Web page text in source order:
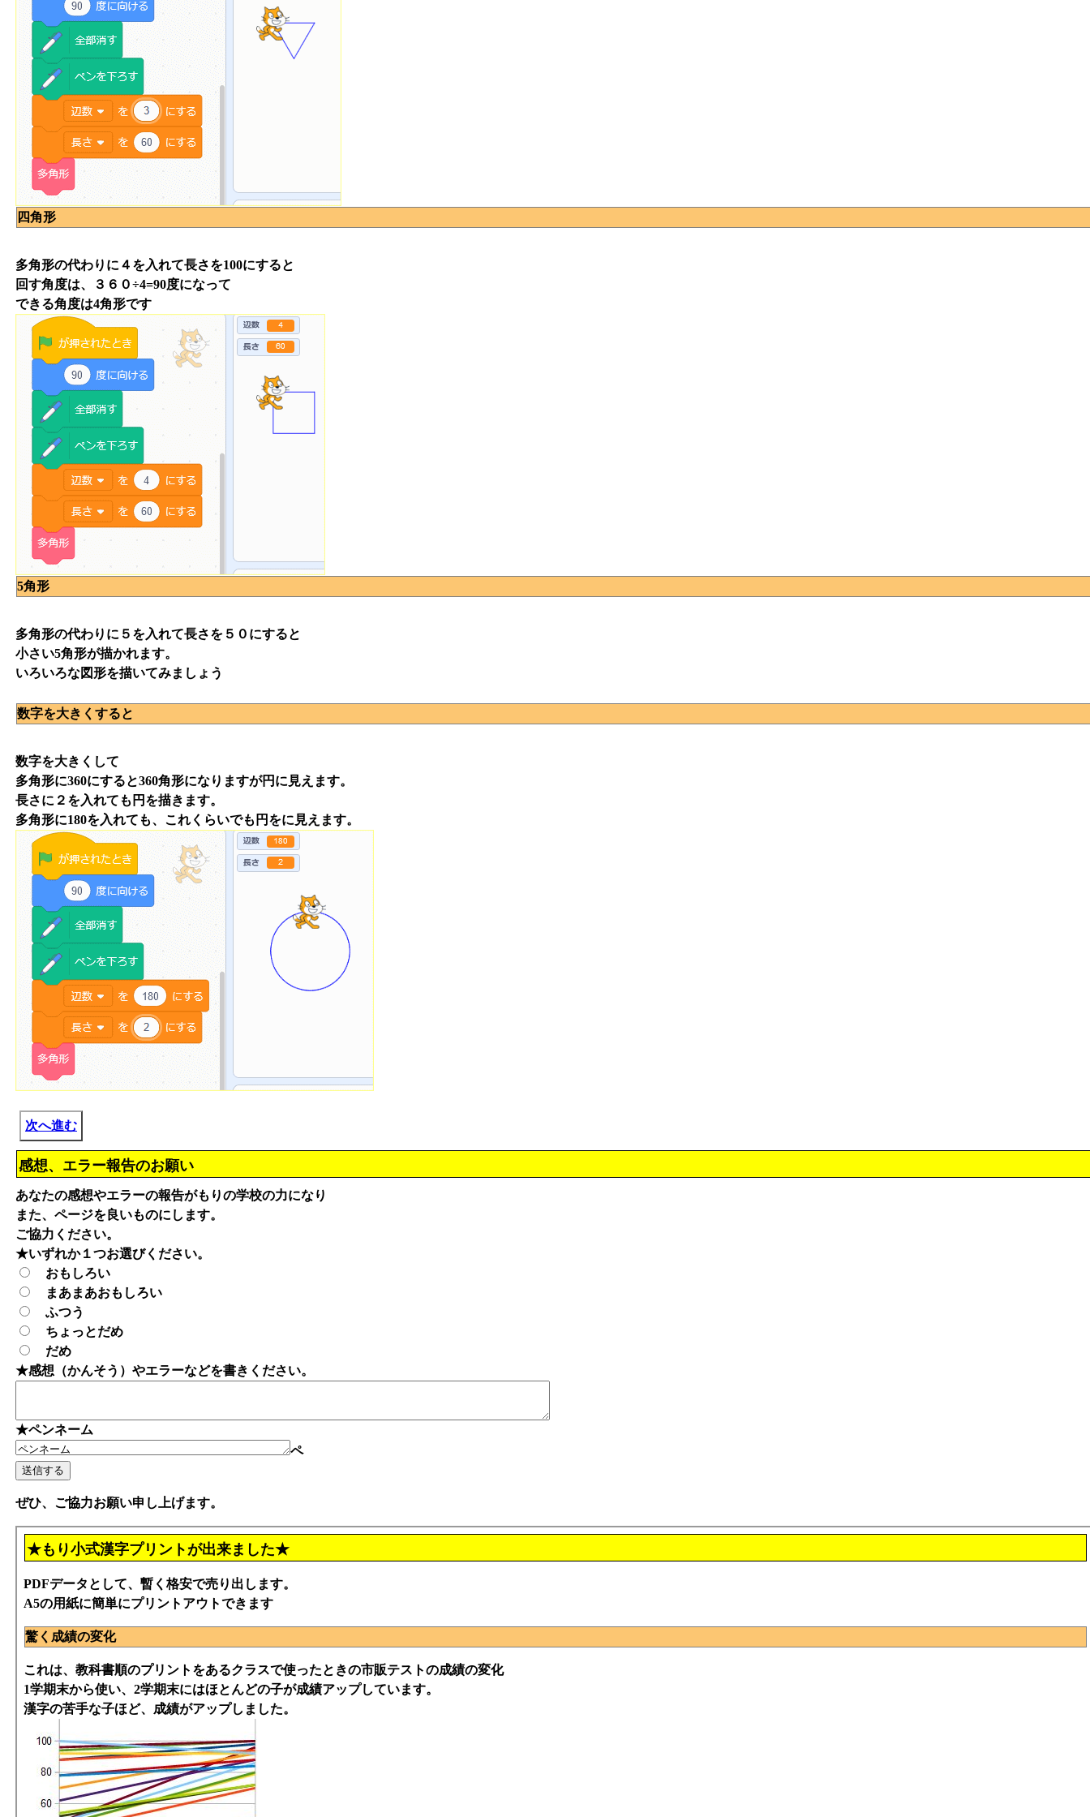
四角形
多角形の代わりに４を入れて長さを100にすると
回す角度は、３６０÷4=90度になって
できる角度は4角形です
5角形
多角形の代わりに５を入れて長さを５０にすると
小さい5角形が描かれます。
いろいろな図形を描いてみましょう
数字を大きくすると
数字を大きくして
多角形に360にすると360角形になりますが円に見えます。
長さに２を入れても円を描きます。
多角形に180を入れても、これくらいでも円をに見えます。
次へ進む
感想、エラー報告のお願い
あなたの感想やエラーの報告がもりの学校の力になり
また、ページを良いものにします。
ご協力ください。
★いずれか１つお選びください。
おもしろい
まあまあおもしろい
ふつう
ちょっとだめ
だめ
★感想（かんそう）やエラーなどを書きください。
★ペンネーム
ペ
ぜひ、ご協力お願い申し上げます。